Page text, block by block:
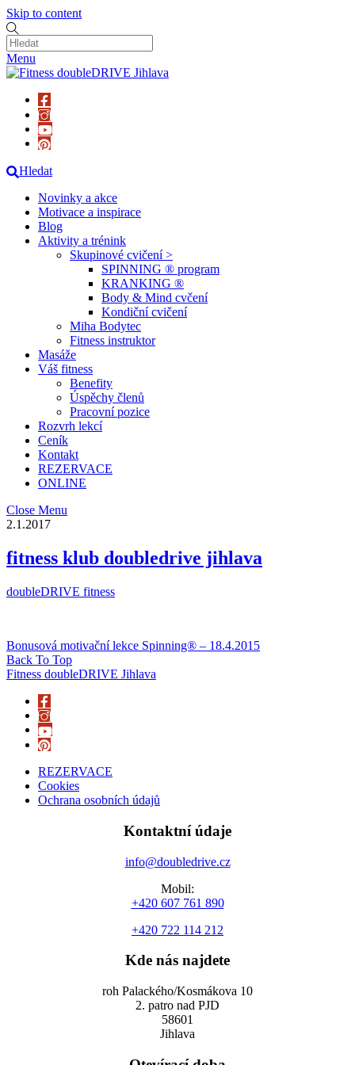
Skip to content
Menu
Hledat
Novinky a akce
Motivace a inspirace
Blog
Aktivity a trénink
Skupinové cvičení >
SPINNING ® program
KRANKING ®
Body & Mind cvčení
Kondiční cvičení
Miha Bodytec
Fitness instruktor
Masáže
Váš fitness
Benefity
Úspěchy členů
Pracovní pozice
Rozvrh lekcí
Ceník
Kontakt
REZERVACE
ONLINE
Close Menu
2.1.2017
fitness klub doubledrive jihlava
doubleDRIVE fitness
Bonusová motivační lekce Spinning® – 18.4.2015
Back To Top
Fitness doubleDRIVE Jihlava
REZERVACE
Cookies
Ochrana osobních údajů
Kontaktní údaje
info@doubledrive.cz
Mobil:
+420 607 761 890
+420 722 114 212
Kde nás najdete
roh Palackého/Kosmákova 10
2. patro nad PJD
58601
Jihlava